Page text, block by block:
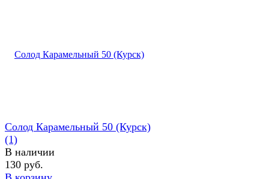
Солод Карамельный 50 (Курск)
(1)
В наличии
130 руб.